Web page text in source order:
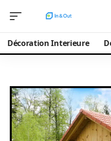
Décoration Interieure